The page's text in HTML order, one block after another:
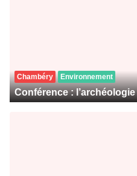
Chambéry Environnement
Conférence :